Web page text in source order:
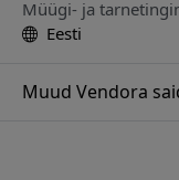
Müügi- ja
Eesti
Muud Vendora